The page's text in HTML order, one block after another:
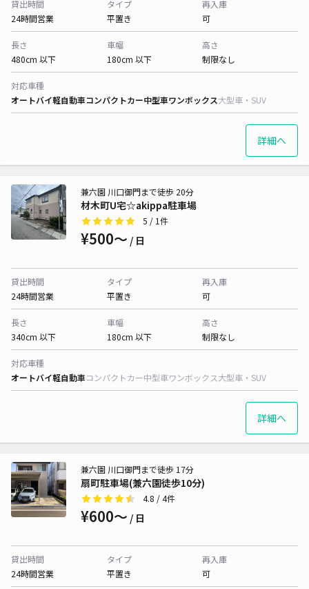
貸出時間
24時間営業
タイプ
平置き
再入庫
可
長さ
480cm 以下
車幅
180cm 以下
高さ
制限なし
対応車種
オートバイ軽自動車コンパクトカー中型車ワンボックス大型車・SUV
詳細へ
材木町U宅☆akippa駐車場
兼六園 川口御門まで徒歩 20分
5 / 1件
¥500〜 / 日
貸出時間
24時間営業
タイプ
平置き
再入庫
可
長さ
340cm 以下
車幅
180cm 以下
高さ
制限なし
対応車種
オートバイ軽自動車コンパクトカー中型車ワンボックス大型車・SUV
詳細へ
扇町駐車場(兼六園徒歩10分)
兼六園 川口御門まで徒歩 17分
4.8 / 4件
¥600〜 / 日
貸出時間
24時間営業
タイプ
平置き
再入庫
可